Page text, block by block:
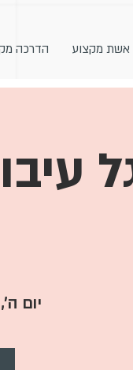
אשת מקצוע הדרכה
יום ה׳, 04 ביוני